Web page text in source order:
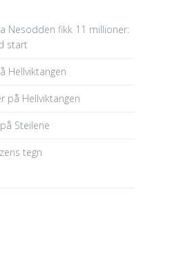
Nesodden fikk 11 millioner:
start
Hellviktangen
på Hellviktangen
Steilene
tegn